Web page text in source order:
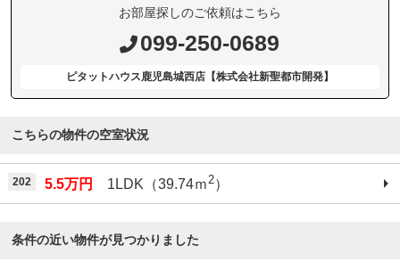
お部屋探しのご依頼はこちら
099-250-0689
ピタットハウス鹿児島城西店【株式会社新聖都市開発】
こちらの物件の空室状況
202 5.5万円 1LDK（39.74ｍ2）
条件の近い物件が見つかりました